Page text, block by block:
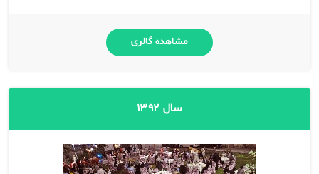
مشاهده گالری
سال ۱۳۹۲